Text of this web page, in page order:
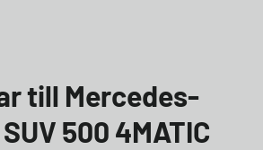
till Mercedes-
500 4MATIC